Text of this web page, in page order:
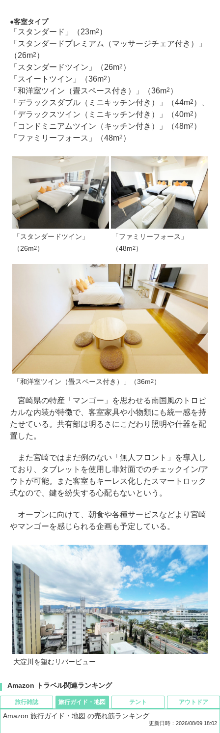
客室タイプ
「スタンダード」（23m2 ）
「スタンダードプレミアム（マッサージチェア付き）」
（26m2 ）
「スタンダードツイン」（26m2 ）
「スイートツイン」（36m2 ）
「和洋室ツイン（畳スペース付き）」（36m2 ）
「デラックスダブル（ミニキッチン付き）」（44m2 ）、
「デラックスツイン（ミニキッチン付き）」（40m2 ）
「コンドミニアムツイン（キッチン付き）」（48m2 ）
「ファミリーフォース」（48m2 ）
「スタンダードツイン」
（26m2）
「ファミリーフォース」
（48m2）
「和洋室ツイン（畳スペース付き）」（36m2）
宮崎県の特産「マンゴー」を思わせる南国風のトロピ
カルな内装が特徴で、客室家具や小物類にも統一感を持
たせている。共有部は明るさにこだわり照明や什器を配
置した。
また宮崎ではまだ例のない「無人フロント」を導入し
ており、タブレットを使用し非対面でのチェックイン/ア
ウトが可能。また客室もキーレス化したスマートロック
式なので、鍵を紛失する心配もないという。
オープンに向けて、朝食や各種サービスなどより宮崎
やマンゴーを感じられる企画も予定している。
大淀川を望むリバービュー
Amazon トラベル関連ランキング
旅行雑誌 旅行ガイド・地図
Amazon 旅行ガイド・地図 の売れ筋ランキング
更新日時：2026/08/09 18:02
テント アウトドア